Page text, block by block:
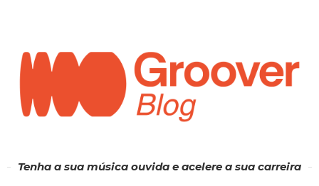
Tenha a sua música ouvida e acelere a sua carreira